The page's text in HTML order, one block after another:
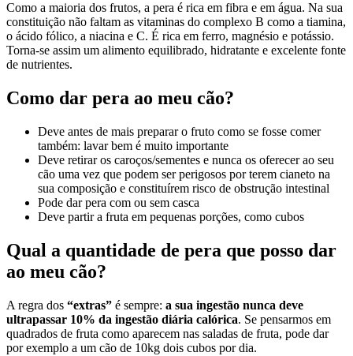
Como a maioria dos frutos, a pera é rica em fibra e em água. Na sua
constituição não faltam as vitaminas do complexo B como a tiamina,
o ácido fólico, a niacina e C. É rica em ferro, magnésio e potássio.
Torna-se assim um alimento equilibrado, hidratante e excelente fonte
de nutrientes.
Como dar pera ao meu cão?
Deve antes de mais preparar o fruto como se fosse comer
também: lavar bem é muito importante
Deve retirar os caroços/sementes e nunca os oferecer ao seu
cão uma vez que podem ser perigosos por terem cianeto na
sua composição e constituírem risco de obstrução intestinal
Pode dar pera com ou sem casca
Deve partir a fruta em pequenas porções, como cubos
Qual a quantidade de pera que posso dar
ao meu cão?
A regra dos “extras” é sempre: a sua ingestão nunca deve
ultrapassar 10% da ingestão diária calórica. Se pensarmos em
quadrados de fruta como aparecem nas saladas de fruta, pode dar
por exemplo a um cão de 10kg dois cubos por dia.